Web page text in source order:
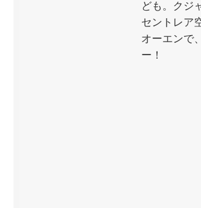
ども。クジ
セントレア
オーエンで
ー！